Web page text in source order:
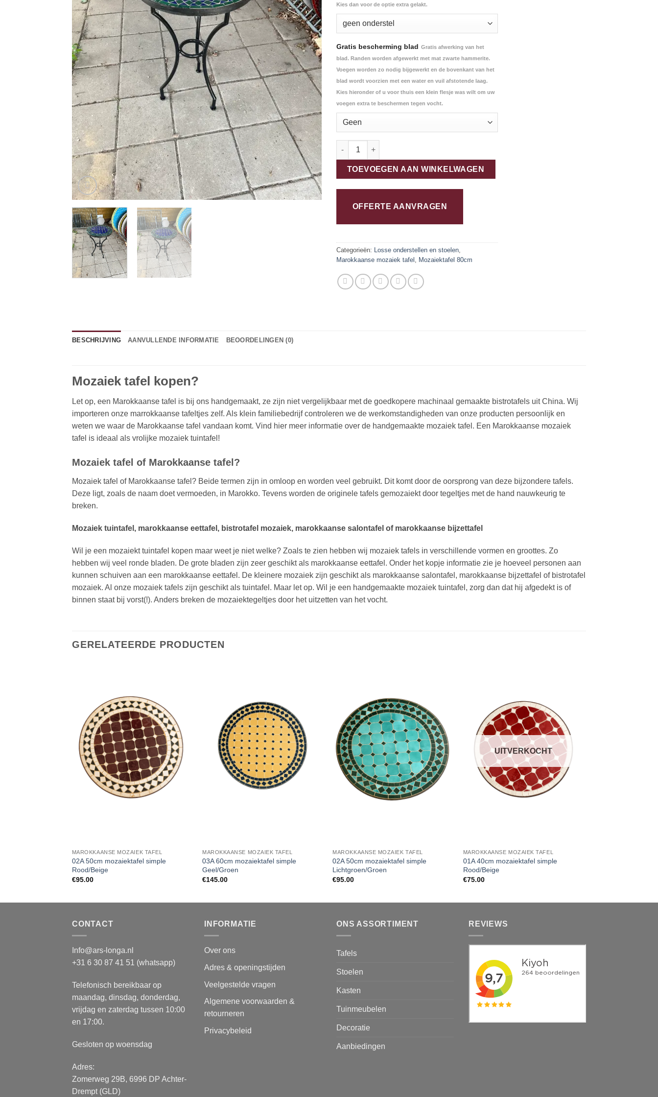
Kies dan voor de optie extra gelakt.
Gratis bescherming blad Gratis afwerking van het
blad. Randen worden afgewerkt met mat zwarte hammerite.
Voegen worden zo nodig bijgewerkt en de bovenkant van het
blad wordt voorzien met een water en vuil afstotende laag.
Kies hieronder of u voor thuis een klein flesje was wilt om uw
voegen extra te beschermen tegen vocht.
Mozaiektafel onderstel los - 80cm aantal
TOEVOEGEN AAN WINKELWAGEN
OFFERTE AANVRAGEN
Categorieën: Losse onderstellen en stoelen
Marokkaanse mozaiek tafel
Mozaiektafel 80cm
BESCHRIJVING AANVULLENDE INFORMATIE BEOORDELINGEN (0)
Mozaiek tafel kopen?
Let op, een Marokkaanse tafel is bij ons handgemaakt, ze zijn niet vergelijkbaar met de goedkopere machinaal gemaakte bistrotafels uit China. Wij
importeren onze marrokkaanse tafeltjes zelf. Als klein familiebedrijf controleren we de werkomstandigheden van onze producten persoonlijk en
weten we waar de Marokkaanse tafel vandaan komt. Vind hier meer informatie over de handgemaakte mozaiek tafel. Een Marokkaanse mozaiek
tafel is ideaal als vrolijke mozaiek tuintafel!
Mozaiek tafel of Marokkaanse tafel?
Mozaiek tafel of Marokkaanse tafel? Beide termen zijn in omloop en worden veel gebruikt. Dit komt door de oorsprong van deze bijzondere tafels.
Deze ligt, zoals de naam doet vermoeden, in Marokko. Tevens worden de originele tafels gemozaiekt door tegeltjes met de hand nauwkeurig te
breken.
Mozaiek tuintafel, marokkaanse eettafel, bistrotafel mozaiek, marokkaanse salontafel of marokkaanse bijzettafel
Wil je een mozaiekt tuintafel kopen maar weet je niet welke? Zoals te zien hebben wij mozaiek tafels in verschillende vormen en groottes. Zo
hebben wij veel ronde bladen. De grote bladen zijn zeer geschikt als marokkaanse eettafel. Onder het kopje informatie zie je hoeveel personen aan
kunnen schuiven aan een marokkaanse eettafel. De kleinere mozaiek zijn geschikt als marokkaanse salontafel, marokkaanse bijzettafel of bistrotafel
mozaiek. Al onze mozaiek tafels zijn geschikt als tuintafel. Maar let op. Wil je een handgemaakte mozaiek tuintafel, zorg dan dat hij afgedekt is of
binnen staat bij vorst(!). Anders breken de mozaiektegeltjes door het uitzetten van het vocht.
GERELATEERDE PRODUCTEN
MAROKKAANSE MOZAIEK TAFEL
02A 50cm mozaiektafel simple
Rood/Beige
€95.00
MAROKKAANSE MOZAIEK TAFEL
03A 60cm mozaiektafel simple
Geel/Groen
€145.00
MAROKKAANSE MOZAIEK TAFEL
02A 50cm mozaiektafel simple
Lichtgroen/Groen
€95.00
UITVERKOCHT
MAROKKAANSE MOZAIEK TAFEL
01A 40cm mozaiektafel simple
Rood/Beige
€75.00
CONTACT
Info@ars-longa.nl
+31 6 30 87 41 51 (whatsapp)
Telefonisch bereikbaar op
maandag, dinsdag, donderdag,
vrijdag en zaterdag tussen 10:00
en 17:00.
Gesloten op woensdag
Adres:
Zomerweg 29B, 6996 DP Achter-
Drempt (GLD)
INFORMATIE
Over ons
Adres & openingstijden
Veelgestelde vragen
Algemene voorwaarden &
retourneren
Privacybeleid
ONS ASSORTIMENT
Tafels
Stoelen
Kasten
Tuinmeubelen
Decoratie
Aanbiedingen
REVIEWS